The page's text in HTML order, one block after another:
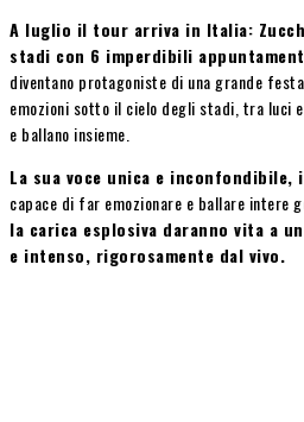
A luglio il tour arriva in Italia:
stadi con 6 imperdibili
diventano protagoniste di una grande
emozioni sotto il cielo degli stadi, tra luci
e ballano insieme.
La sua voce unica e
capace di far emozionare e ballare intere
la carica esplosiva daranno vita a
e intenso, rigorosamente dal vivo.